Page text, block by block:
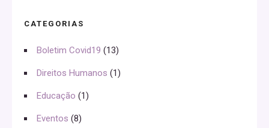
CATEGORIAS
Boletim Covid19 (13)
Direitos Humanos (1)
Educação (1)
Eventos (8)